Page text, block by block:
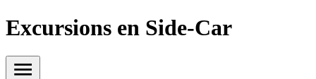
Excursions en Side-Car